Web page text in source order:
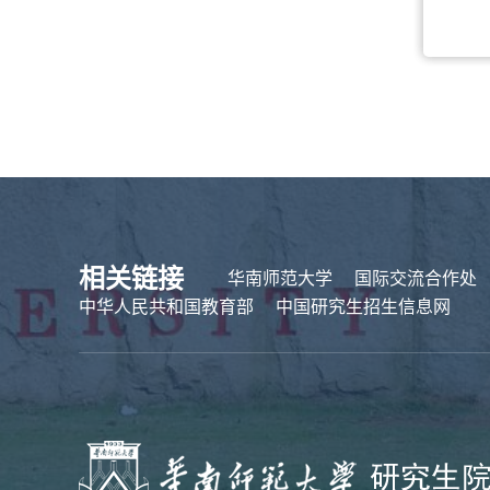
相关链接 华南师范大学 国际交流合作处
中华人民共和国教育部
中国研究生招生信息网